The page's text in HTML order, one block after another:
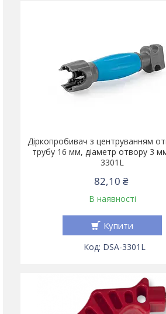
Діркопробивач з центруванням
трубу 16 мм, діаметр отвору 3
3301L
82,10 ₴
В наявності
Купити
DSA-3301L